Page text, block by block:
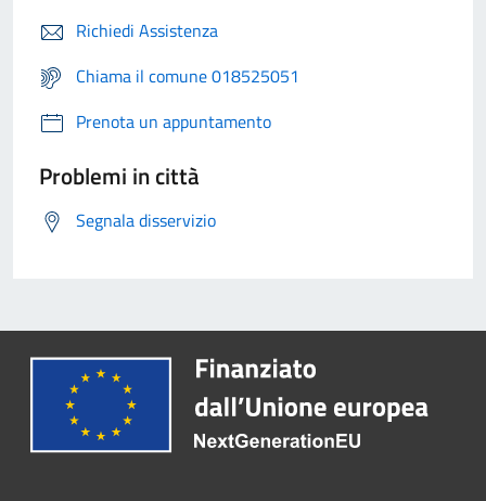
Richiedi Assistenza
Chiama il comune 018525051
Prenota un appuntamento
Problemi in città
Segnala disservizio